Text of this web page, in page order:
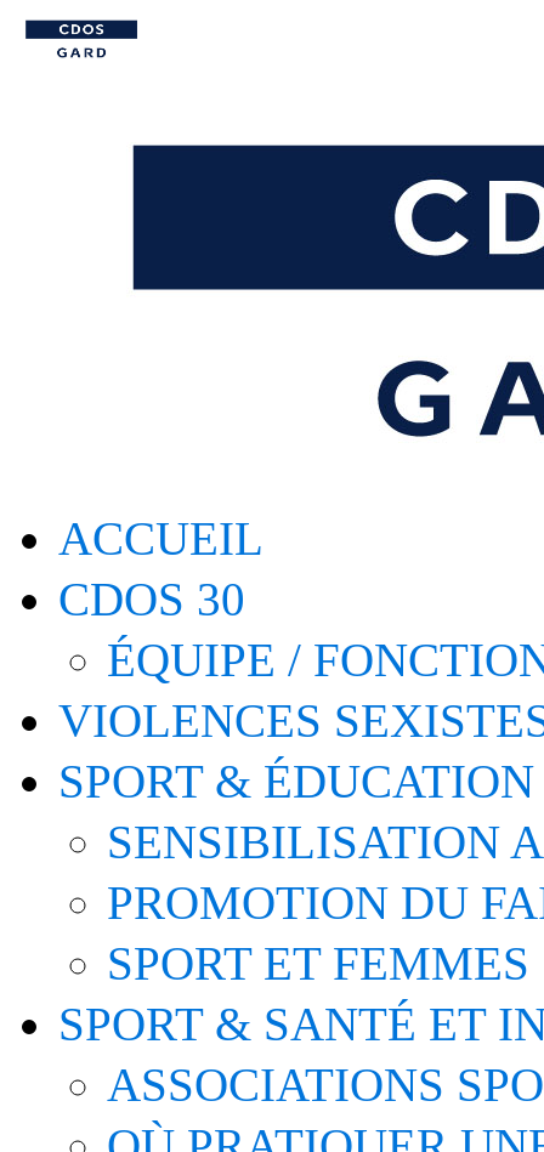
ACCUEIL
CDOS 30
ÉQUIPE /
VIOLENCES
SPORT &
SENSIBILISATION
PROMOTION DU
SPORT ET FEMMES
SPORT & SANTÉ ET
ASSOCIATIONS